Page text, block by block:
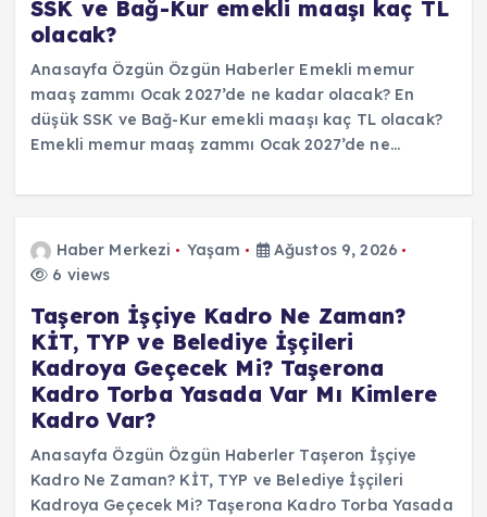
SSK ve Bağ-Kur emekli maaşı kaç TL
olacak?
Anasayfa Özgün Özgün Haberler Emekli memur
maaş zammı Ocak 2027’de ne kadar olacak? En
düşük SSK ve Bağ-Kur emekli maaşı kaç TL olacak?
Emekli memur maaş zammı Ocak 2027’de ne…
Haber Merkezi Yaşam
Ağustos 9, 2026
6 views
Taşeron İşçiye Kadro Ne Zaman?
KİT, TYP ve Belediye İşçileri
Kadroya Geçecek Mi? Taşerona
Kadro Torba Yasada Var Mı Kimlere
Kadro Var?
Anasayfa Özgün Özgün Haberler Taşeron İşçiye
Kadro Ne Zaman? KİT, TYP ve Belediye İşçileri
Kadroya Geçecek Mi? Taşerona Kadro Torba Yasada